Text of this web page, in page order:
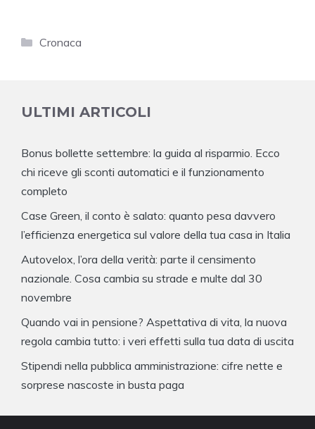
Categorie
Cronaca
ULTIMI ARTICOLI
Bonus bollette settembre: la guida al risparmio. Ecco
chi riceve gli sconti automatici e il funzionamento
completo
Case Green, il conto è salato: quanto pesa davvero
l’efficienza energetica sul valore della tua casa in Italia
Autovelox, l’ora della verità: parte il censimento
nazionale. Cosa cambia su strade e multe dal 30
novembre
Quando vai in pensione? Aspettativa di vita, la nuova
regola cambia tutto: i veri effetti sulla tua data di uscita
Stipendi nella pubblica amministrazione: cifre nette e
sorprese nascoste in busta paga